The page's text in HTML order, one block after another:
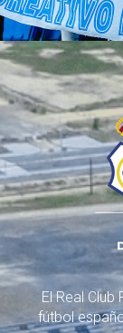
El Real
fútbol